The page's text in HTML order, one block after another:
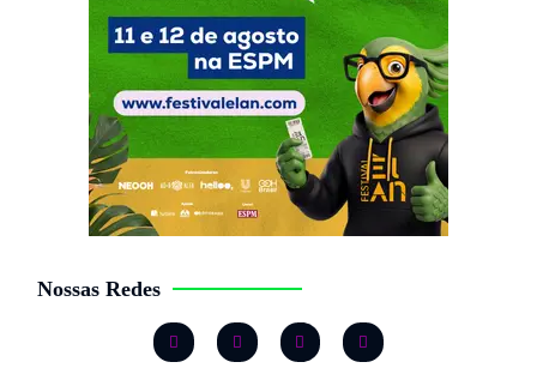
Nossas Redes